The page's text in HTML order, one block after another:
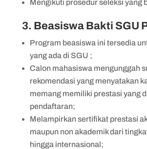
Mengikuti prosedur seleksi yang
3. Beasiswa Bakti SGU
Program beasiswa ini tersedia
yang ada di SGU ;
Calon mahasiswa mengunggah
rekomendasi yang menyatakan
memang memiliki prestasi yang
pendaftaran;
Melampirkan sertifikat prestasi
maupun non akademik dari
hingga internasional;